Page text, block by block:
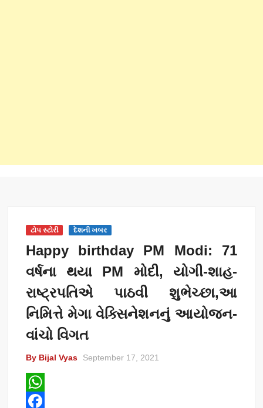
ટોપ સ્ટોરી દેશની ખબર
Happy birthday PM Modi: 71
વર્ષના થયા PM મોદી, યોગી-શાહ-
રાષ્ટ્રપતિએ પાઠવી શુભેચ્છા,આ
નિમિત્તે મેગા વેક્સિનેશનનું આયોજન-
વાંચો વિગત
By Bijal Vyas September 17, 2021
W